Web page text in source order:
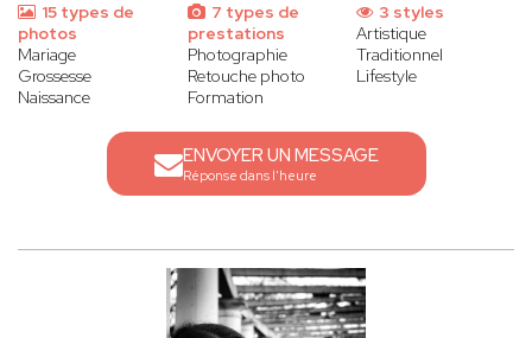
15 types de
photos
Mariage
Grossesse
Naissance
7 types de
prestations
Photographie
Retouche photo
Formation
3 styles
Artistique
Traditionnel
Lifestyle
ENVOYER UN MESSAGE
Réponse dans l'heure